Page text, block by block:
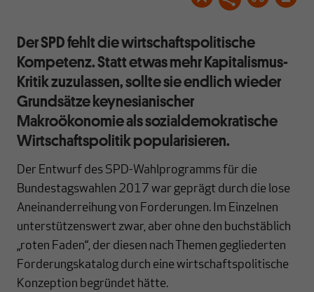
Der SPD fehlt die wirtschaftspolitische
Kompetenz. Statt etwas mehr Kapitalismus-
Kritik zuzulassen, sollte sie endlich wieder
Grundsätze keynesianischer
Makroökonomie als sozialdemokratische
Wirtschaftspolitik popularisieren.
Der Entwurf des SPD-Wahlprogramms für die
Bundestagswahlen 2017 war geprägt durch die lose
Aneinanderreihung von Forderungen. Im Einzelnen
unterstützenswert zwar, aber ohne den buchstäblich
„roten Faden“, der diesen nach Themen gegliederten
Forderungskatalog durch eine wirtschaftspolitische
Konzeption begründet hätte.